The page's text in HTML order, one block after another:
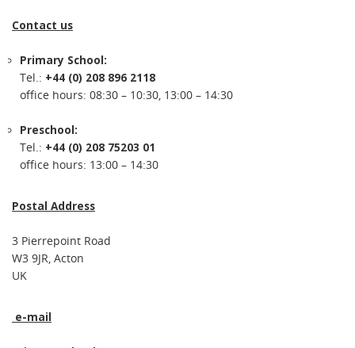
Contact us
Primary School:
Tel.: +44 (0) 208 896 2118
office hours: 08:30 – 10:30, 13:00 – 14:30
Preschool:
Tel.: +44 (0) 208 75203 01
office hours: 13:00 – 14:30
Postal Address
3 Pierrepoint Road
W3 9JR, Acton
UK
e-mail